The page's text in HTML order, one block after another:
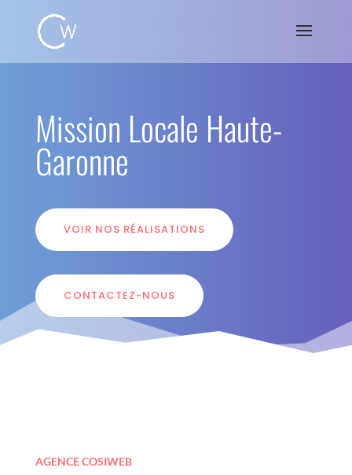
Mission Locale Haute-
Garonne
VOIR NOS RÉALISATIONS
CONTACTEZ-NOUS
AGENCE COSIWEB